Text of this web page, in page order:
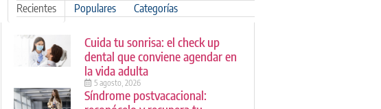
Recientes Populares Categorías
Cuida tu sonrisa: el check up
dental que conviene agendar en
la vida adulta
5 agosto, 2026
Síndrome postvacacional: